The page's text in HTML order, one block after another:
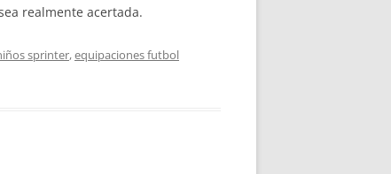
realmente acertada.
sprinter,equipaciones futbol